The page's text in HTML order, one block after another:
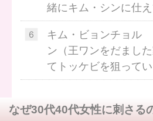
緒にキム・シンに仕え
キム・ビョンチョル
ン（王ワンをだまし
てトッケビを狙ってい
なぜ30代40代女性に刺さる